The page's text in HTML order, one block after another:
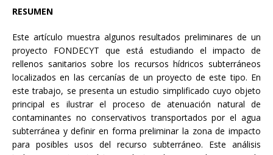
RESUMEN
Este artículo muestra algunos resultados preliminares de un
proyecto FONDECYT que está estudiando el impacto de
rellenos sanitarios sobre los recursos hídricos subterráneos
localizados en las cercanías de un proyecto de este tipo. En
este trabajo, se presenta un estudio simplificado cuyo objeto
principal es ilustrar el proceso de atenuación natural de
contaminantes no conservativos transportados por el agua
subterránea y definir en forma preliminar la zona de impacto
para posibles usos del recurso subterráneo. Este análisis